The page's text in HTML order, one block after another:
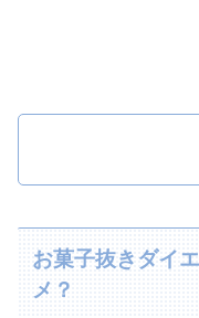
お菓子抜きダイ
メ？